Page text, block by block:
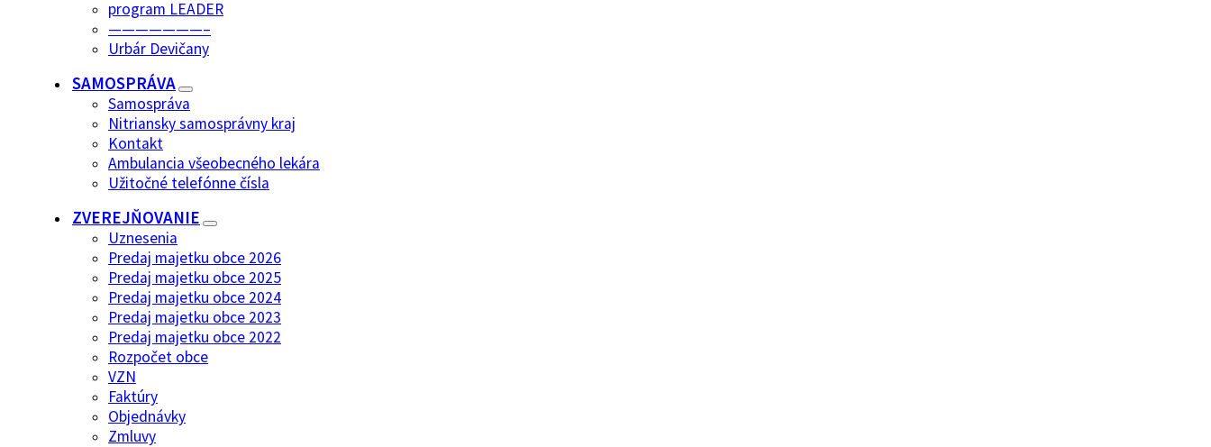
program LEADER
———————–
Urbár Devičany
SAMOSPRÁVA
Samospráva
Nitriansky samosprávny kraj
Kontakt
Ambulancia všeobecného lekára
Užitočné telefónne čísla
ZVEREJŇOVANIE
Uznesenia
Predaj majetku obce 2026
Predaj majetku obce 2025
Predaj majetku obce 2024
Predaj majetku obce 2023
Predaj majetku obce 2022
Rozpočet obce
VZN
Faktúry
Objednávky
Zmluvy